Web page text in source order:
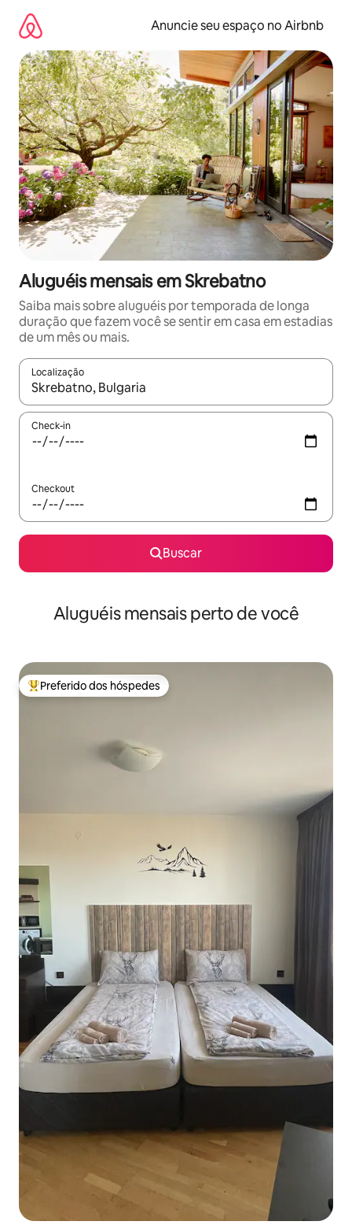
para
conteúdo
Anuncie seu espaço no Airbnb
Aluguéis mensais em Skrebatno
Saiba mais sobre aluguéis por temporada de longa
duração que fazem você se sentir em casa em estadias
de um mês ou mais.
Localização
Quando os resultados estiverem disponíveis, explore-os
Check-in
Checkout
Buscar
Aluguéis mensais perto de você
Entre os melhores preferidos dos hóspedes
Preferido dos hóspedes